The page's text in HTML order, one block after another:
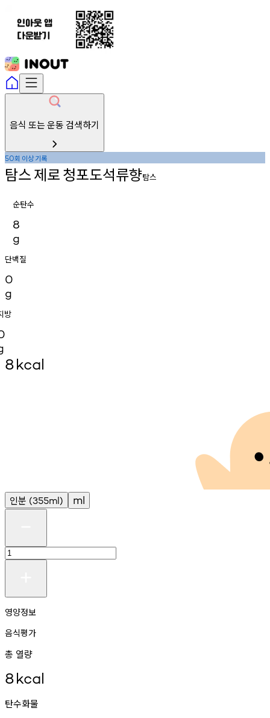
음식 또는 운동 검색하기
50회 이상기록
탐스제로청포도석류향탐스
순탄수
8
g
단백질
0
g
방
8kcal
인분 (355ml) ml
영양정보
음식평가
총 열량
8kcal
탄수화물